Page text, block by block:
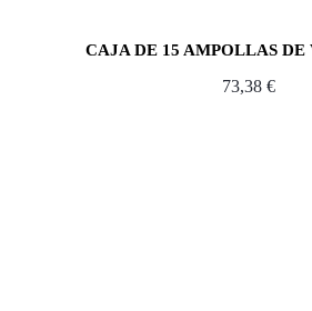
CAJA DE 15 AMPOLLAS
73,38 €